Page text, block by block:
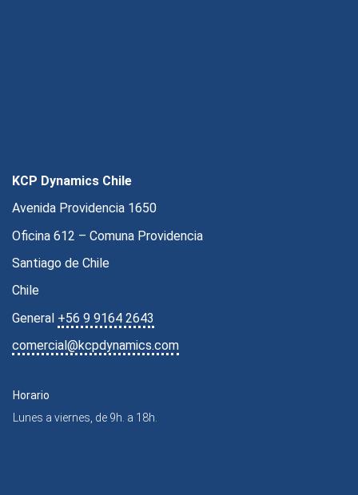
KCP Dynamics Chile
Avenida Providencia 1650
Oficina 612 – Comuna Providencia
Santiago de Chile
Chile
General +56 9 9164 2643
comercial@kcpdynamics.com
Horario
Lunes a viernes, de 9h. a 18h.